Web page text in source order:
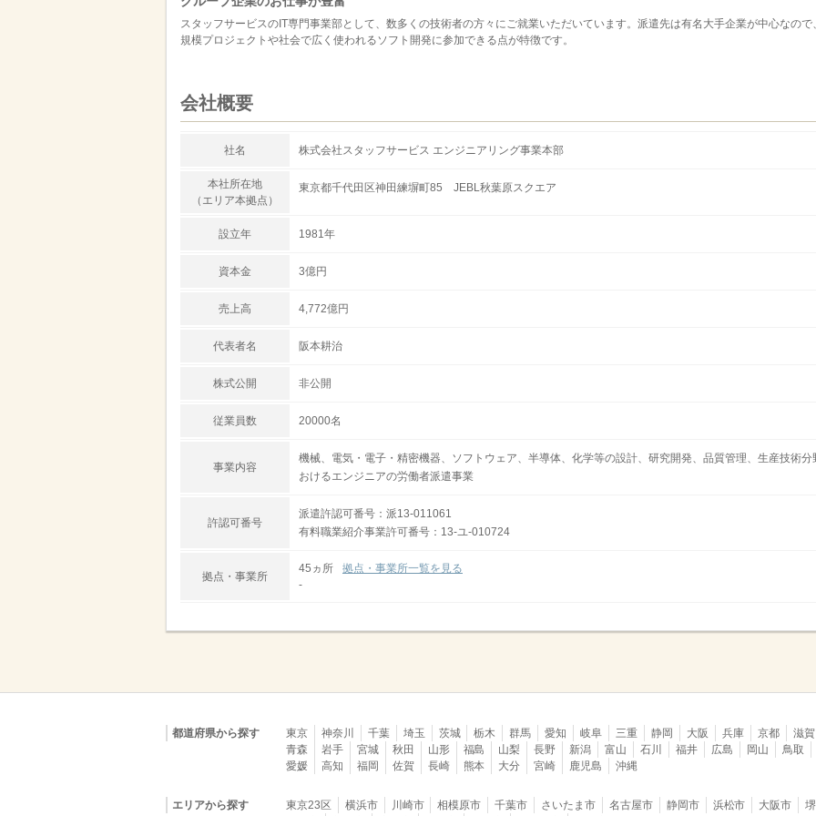
スタッフサービスのIT専門事業部として、数多くの技術者の方々にご就業いただいています。派遣先は有名大手企業が中心なので
規模プロジェクトや社会で広く使われるソフト開発に参加できる点が特徴です。
会社概要
社名 株式会社スタッフサービス エンジニアリング事業本部
本社所在地
（エリア本拠点）
東京都千代田区神田練塀町85 JEBL秋葉原スクエア
設立年 1981年
資本金 3億円
売上高 4,772億円
代表者名 阪本耕治
株式公開 非公開
従業員数 20000名
事業内容
機械、電気・電子・精密機器、ソフトウェア、半導体、化学等の設計、研究開発、品質管理、生産技術分
おけるエンジニアの労働者派遣事業
許認可番号
派遣許認可番号：派13-011061
有料職業紹介事業許可番号：13-ユ-010724
拠点・事業所
45ヵ所
拠点・事業所一覧を見る
-
都道府県から探す 東京 神奈川 千葉 埼玉 茨城 栃木 群馬 愛知 岐阜 三重 静岡 大阪 兵庫 京都
滋賀
青森
岩手 宮城 秋田 山形 福島 山梨 長野 新潟 富山 石川 福井 広島 岡山
鳥取
愛媛
高知 福岡 佐賀 長崎 熊本 大分 宮崎 鹿児島 沖縄
エリアから探す 東京23区 横浜市 川崎市 相模原市 千葉市 さいたま市 名古屋市 静岡市 浜松市 大阪市